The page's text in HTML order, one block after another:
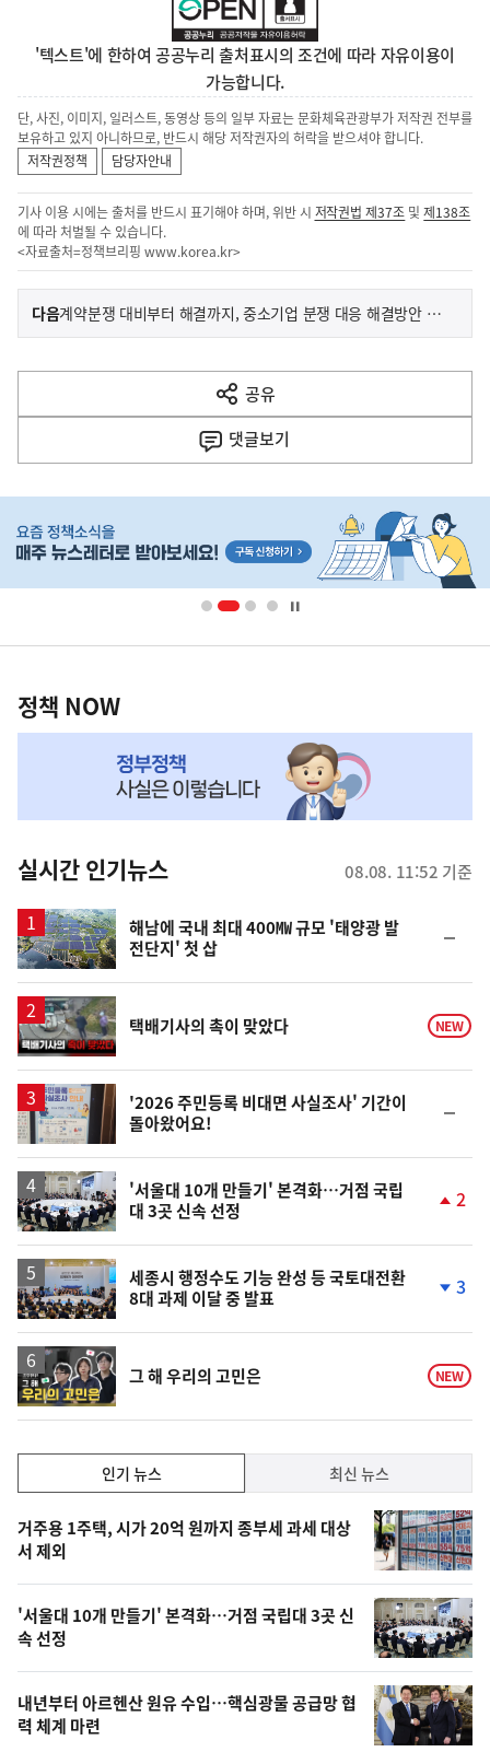
'텍스트'에 한하여 공공누리 출처표시의 조건에 따라 자유이용이
가능합니다.
단, 사진, 이미지, 일러스트, 동영상 등의 일부 자료는 문화체육관광부가 저작권 전부를
보유하고 있지 아니하므로, 반드시 해당 저작권자의 허락을 받으셔야 합니다.
저작권정책
담당자안내
기사 이용 시에는 출처를 반드시 표기해야 하며, 위반 시 저작권법 제37조 및제138조
에 따라 처벌될 수 있습니다.
<자료출처=정책브리핑 www.korea.kr>
이
전
다
음
다음기
계약분쟁 대비부터 해결까지, 중소기업 분쟁 대응 해결방안 제시
공유
열
기
댓글보기
단
영
책
NOW,
뉴
스
정책 NOW
실시간 인기뉴스 08.08. 11:52 기준
해남에 국내 최대 400㎿ 규모 '태양광 발
전단지' 첫 삽
일
영
상
택배기사의 촉이 맞았다 NEW
'2026 주민등록 비대면 사실조사' 기간이
돌아왔어요!
일
'서울대 10개 만들기' 본격화…거점 국립
대 3곳 신속 선정
상
2
세종시 행정수도 기능 완성 등 국토대전환
8대 과제 이달 중 발표
하
락
3
영
상
그 해 우리의 고민은 NEW
기,
최
신,
오
늘
의
영
상
인기 뉴스 최신 뉴스
인
기
뉴
스
거주용 1주택, 시가 20억 원까지 종부세 과세 대상
서 제외
'서울대 10개 만들기' 본격화…거점 국립대 3곳 신
속 선정
내년부터 아르헨산 원유 수입…핵심광물 공급망 협
력 체계 마련